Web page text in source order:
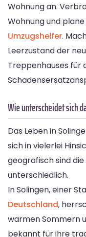
Wohnung an.
Wohnung und
Umzugshelfer.
Leerzustand der
Treppenhauses für
Wie unterscheidet sich
Das Leben in
sich in vielerlei
geografisch sind
unterschiedlich.
In Solingen, einer
Deutschland,
warmen Sommern
bekannt für ihre